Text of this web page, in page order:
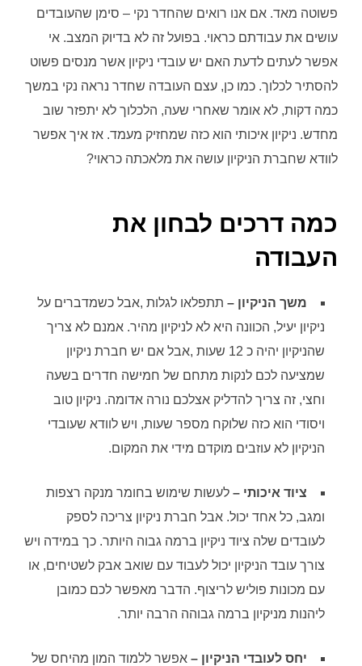
פשוטה מאד. אם אנו רואים שהחדר נקי – סימן שהעובדים
עושים את עבודתם כראוי. בפועל זה לא בדיוק המצב. אי
אפשר לעתים לדעת האם יש עובדי ניקיון אשר מנסים פשוט
להסתיר לכלוך. כמו כן, עצם העובדה שחדר נראה נקי במשך
כמה דקות, לא אומר שאחרי שעה, הלכלוך לא יתפזר שוב
מחדש. ניקיון איכותי הוא כזה שמחזיק מעמד. אז איך אפשר
לוודא שחברת הניקיון עושה את מלאכתה כראוי?
כמה דרכים לבחון את
העבודה
משך הניקיון – תתפלאו לגלות ,אבל כשמדברים על
ניקיון יעיל, הכוונה היא לא לניקיון מהיר. אמנם לא צריך
שהניקיון יהיה כ 12 שעות ,אבל אם יש חברת ניקיון
שמציעה לכם לנקות מתחם של חמישה חדרים בשעה
וחצי, זה צריך להדליק אצלכם נורה אדומה. ניקיון טוב
ויסודי הוא כזה שלוקח מספר שעות, ויש לוודא שעובדי
הניקיון לא עוזבים מוקדם מידי את המקום.
ציוד איכותי – לעשות שימוש בחומר מנקה רצפות
ומגב, כל אחד יכול. אבל חברת ניקיון צריכה לספק
לעובדים שלה ציוד ניקיון ברמה גבוה היותר. כך במידה ויש
צורך עובד הניקיון יכול לעבוד עם שואב אבק לשטיחים, או
עם מכונות פוליש לריצוף. הדבר מאפשר לכם כמובן
ליהנות מניקיון ברמה גבוהה הרבה יותר.
יחס לעובדי הניקיון – אפשר ללמוד המון מהיחס של